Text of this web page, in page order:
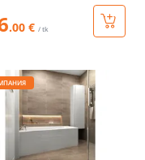
.00 € / tk